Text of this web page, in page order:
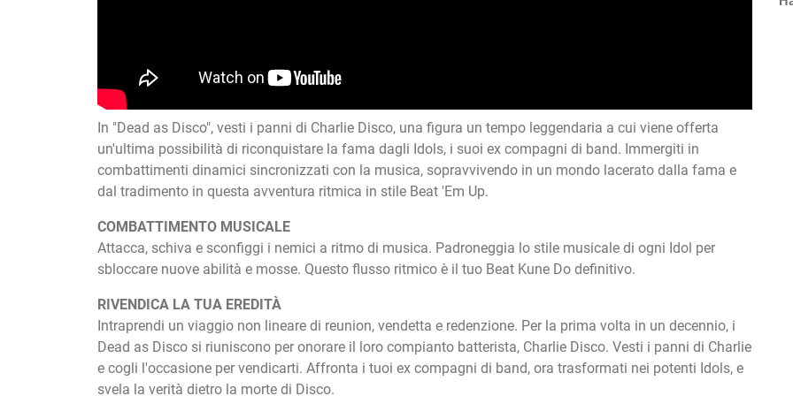
In "Dead as Disco", vesti i panni di Charlie Disco, una figura un tempo leggendaria a cui viene offerta
un'ultima possibilità di riconquistare la fama dagli Idols, i suoi ex compagni di band. Immergiti in
combattimenti dinamici sincronizzati con la musica, sopravvivendo in un mondo lacerato dalla fama e
dal tradimento in questa avventura ritmica in stile Beat 'Em Up.
COMBATTIMENTO MUSICALE
Attacca, schiva e sconfiggi i nemici a ritmo di musica. Padroneggia lo stile musicale di ogni Idol per
sbloccare nuove abilità e mosse. Questo flusso ritmico è il tuo Beat Kune Do definitivo.
RIVENDICA LA TUA EREDITÀ
Intraprendi un viaggio non lineare di reunion, vendetta e redenzione. Per la prima volta in un decennio, i
Dead as Disco si riuniscono per onorare il loro compianto batterista, Charlie Disco. Vesti i panni di Charlie
e cogli l'occasione per vendicarti. Affronta i tuoi ex compagni di band, ora trasformati nei potenti Idols, e
svela la verità dietro la morte di Disco.